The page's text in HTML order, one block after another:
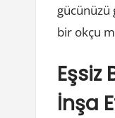
gücünüzü
bir okçu
Eşsiz
İnşa